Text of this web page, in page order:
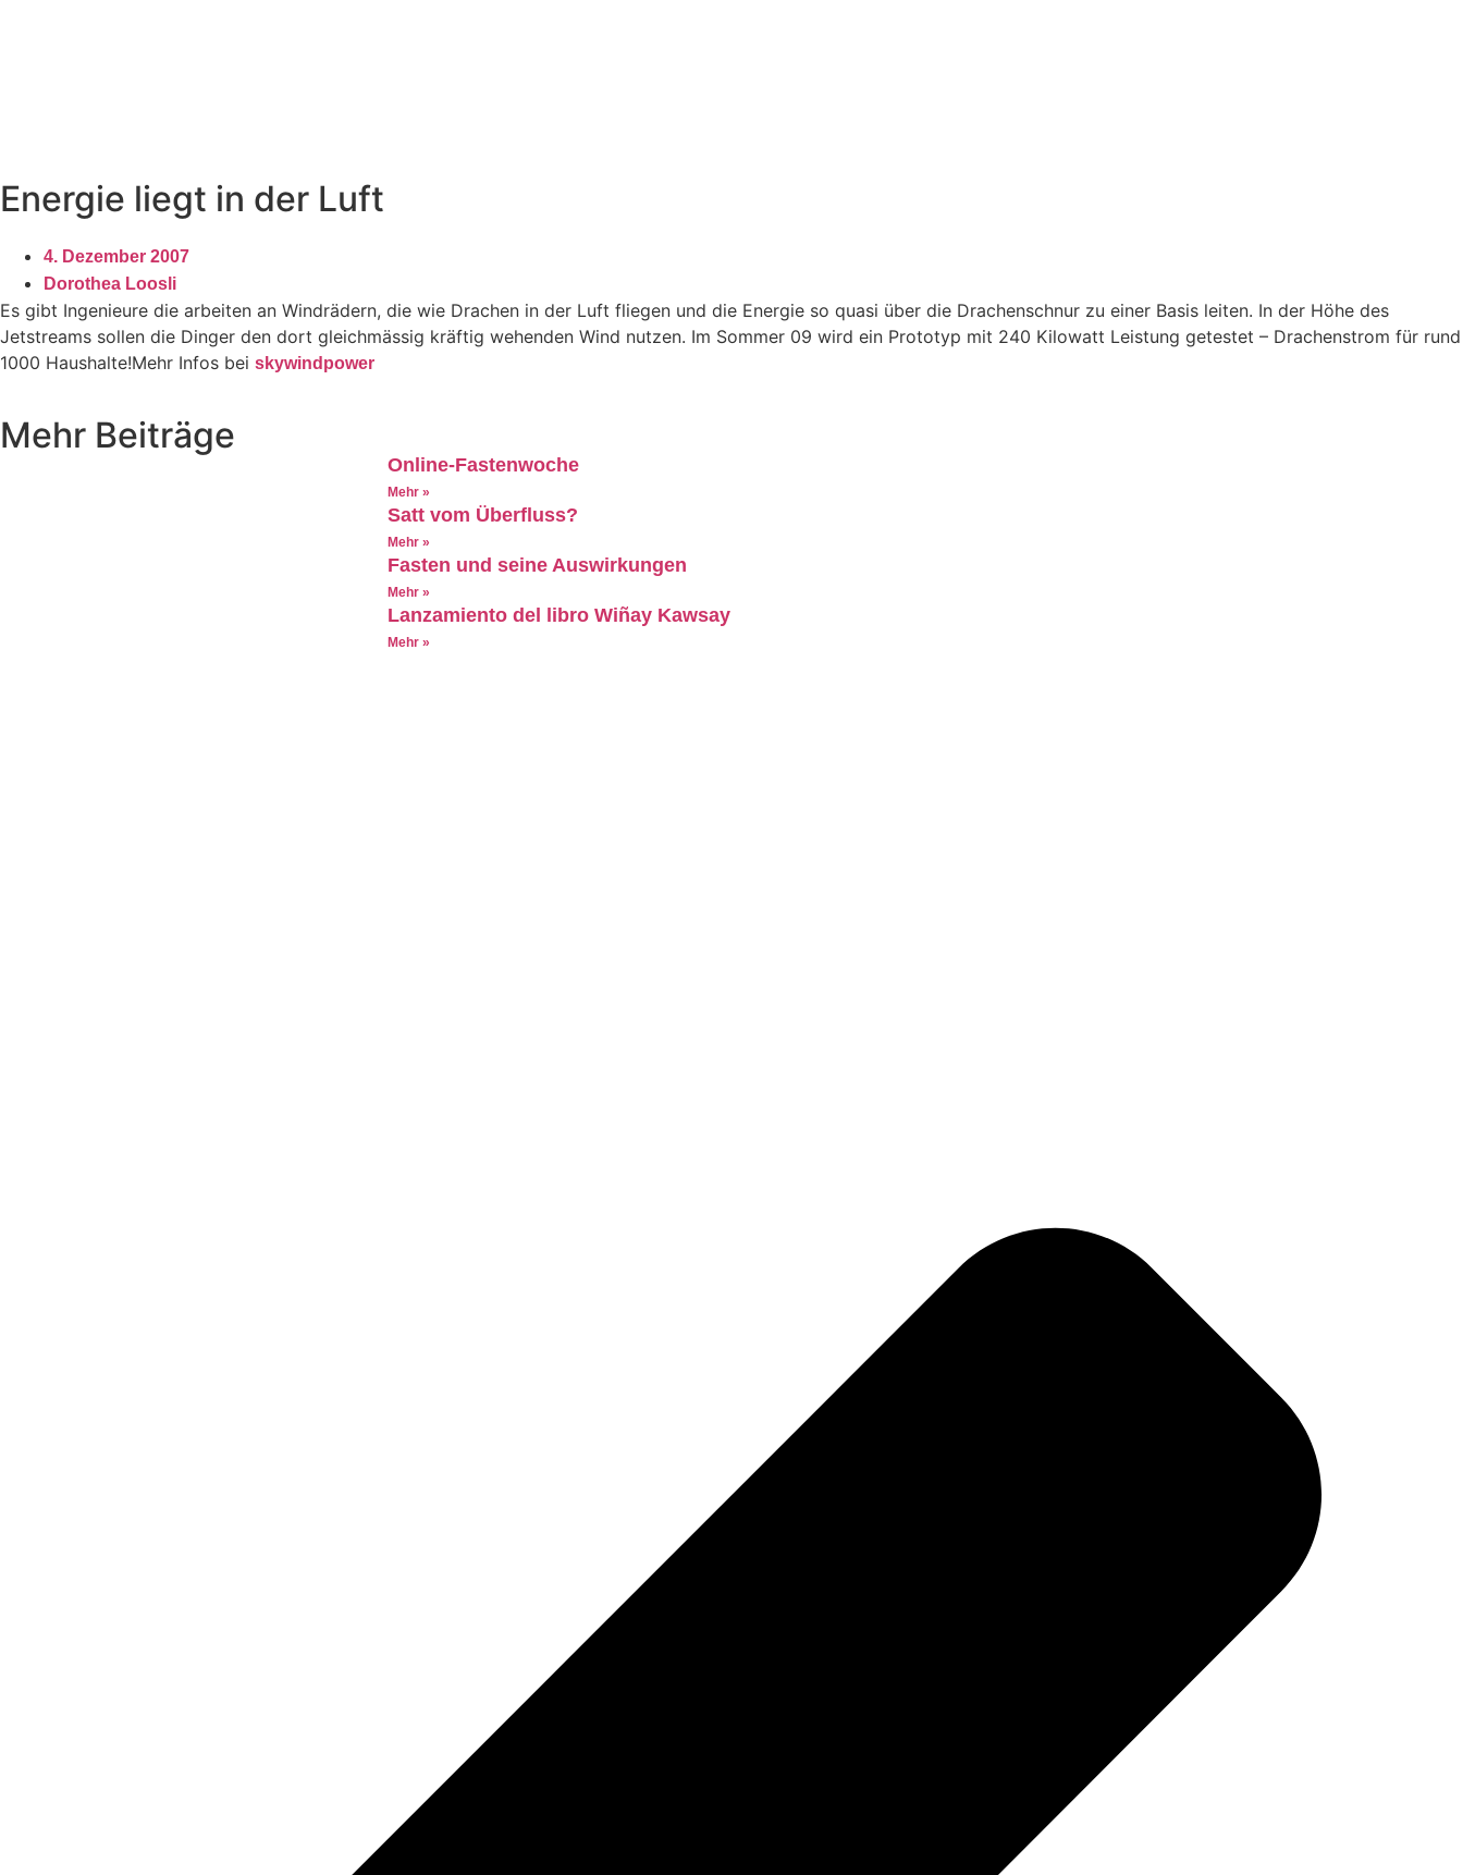
Energie liegt in der Luft
4. Dezember 2007
Dorothea Loosli
Es gibt Ingenieure die arbeiten an Windrädern, die wie Drachen in der Luft fliegen und die Energie so quasi über die Drachenschnur zu einer Basis leiten. In der Höhe des
Jetstreams sollen die Dinger den dort gleichmässig kräftig wehenden Wind nutzen. Im Sommer 09 wird ein Prototyp mit 240 Kilowatt Leistung getestet – Drachenstrom für rund
1000 Haushalte!Mehr Infos bei skywindpower
Mehr Beiträge
Online-Fastenwoche
Mehr »
Satt vom Überfluss?
Mehr »
Fasten und seine Auswirkungen
Mehr »
Lanzamiento del libro Wiñay Kawsay
Mehr »